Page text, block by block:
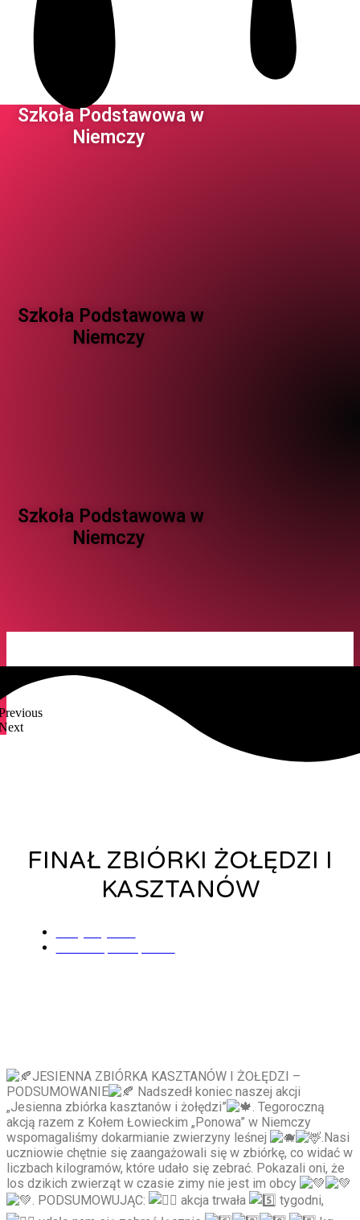
Szkoła Podstawowa w
Niemczy ​
Szkoła Podstawowa w
Niemczy ​
Szkoła Podstawowa w
Niemczy ​
FINAŁ ZBIÓRKI ŻOŁĘDZI I
KASZTANÓW
JESIENNA ZBIÓRKA KASZTANÓW I ŻOŁĘDZI –
PODSUMOWANIE
Nadszedł koniec naszej akcji
„Jesienna zbiórka kasztanów i żołędzi”
. Tegoroczną
akcją razem z Kołem Łowieckim „Ponowa” w Niemczy
wspomagaliśmy dokarmianie zwierzyny leśnej
.Nasi
uczniowie chętnie się zaangażowali się w zbiórkę, co widać w
liczbach kilogramów, które udało się zebrać. Pokazali oni, że
los dzikich zwierząt w czasie zimy nie jest im obcy
. PODSUMOWUJĄC:
akcja trwała
tygodni,